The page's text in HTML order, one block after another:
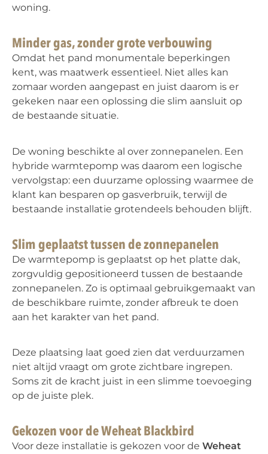
woning.
Minder gas, zonder grote verbouwing
Omdat het pand monumentale beperkingen
kent, was maatwerk essentieel. Niet alles kan
zomaar worden aangepast en juist daarom is er
gekeken naar een oplossing die slim aansluit op
de bestaande situatie.
De woning beschikte al over zonnepanelen. Een
hybride warmtepomp was daarom een logische
vervolgstap: een duurzame oplossing waarmee de
klant kan besparen op gasverbruik, terwijl de
bestaande installatie grotendeels behouden blijft.
Slim geplaatst tussen de zonnepanelen
De warmtepomp is geplaatst op het platte dak,
zorgvuldig gepositioneerd tussen de bestaande
zonnepanelen. Zo is optimaal gebruikgemaakt van
de beschikbare ruimte, zonder afbreuk te doen
aan het karakter van het pand.
Deze plaatsing laat goed zien dat verduurzamen
niet altijd vraagt om grote zichtbare ingrepen.
Soms zit de kracht juist in een slimme toevoeging
op de juiste plek.
Gekozen voor de Weheat Blackbird
Voor deze installatie is gekozen voor de Weheat